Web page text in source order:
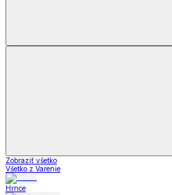
Zobraziť všetko
Všetko z Varenie
Hrnce